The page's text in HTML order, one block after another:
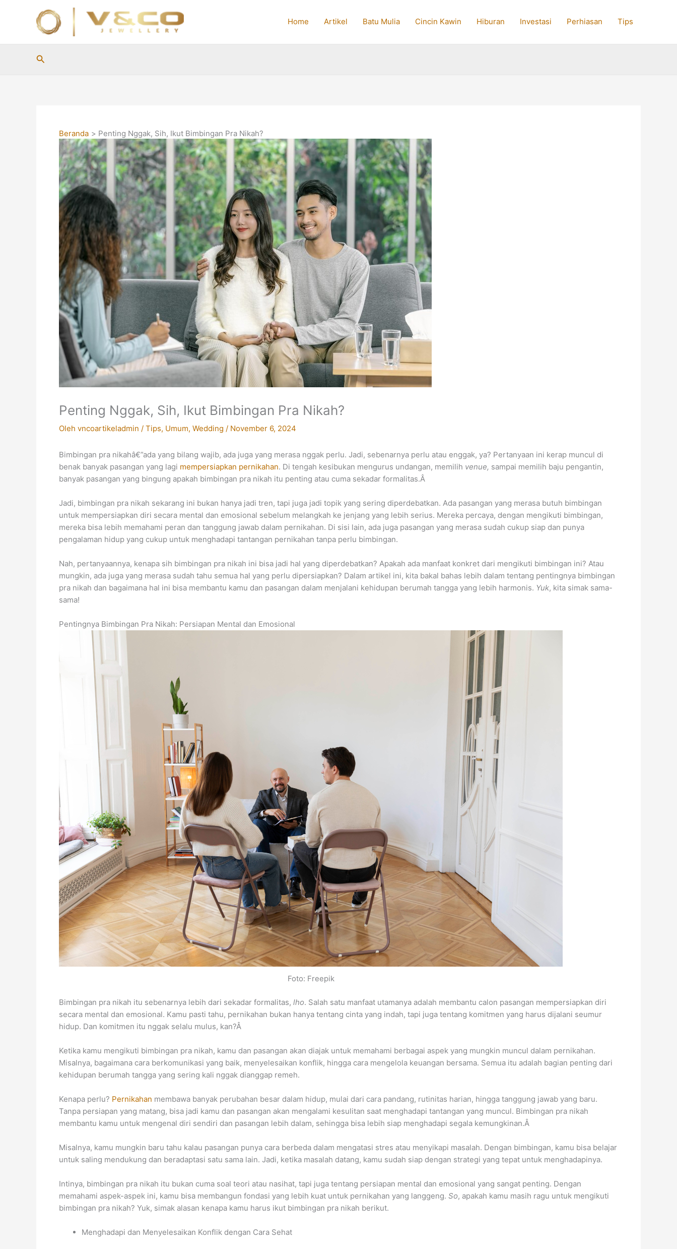
Home Artikel Batu Mulia Cincin Kawin Hiburan Investasi Perhiasan Tips
Cari
Beranda Penting Nggak, Sih, Ikut Bimbingan Pra Nikah?
Penting Nggak, Sih, Ikut Bimbingan Pra Nikah?
Oleh vncoartikeladmin / Tips, Umum, Wedding / November 6, 2024
Bimbingan pra nikahâ€”ada yang bilang wajib, ada juga yang merasa nggak perlu. Jadi, sebenarnya perlu atau enggak, ya? Pertanyaan ini kerap muncul di
benak banyak pasangan yang lagi mempersiapkan pernikahan. Di tengah kesibukan mengurus undangan, memilih venue, sampai memilih baju pengantin,
banyak pasangan yang bingung apakah bimbingan pra nikah itu penting atau cuma sekadar formalitas.Â
Jadi, bimbingan pra nikah sekarang ini bukan hanya jadi tren, tapi juga jadi topik yang sering diperdebatkan. Ada pasangan yang merasa butuh bimbingan
untuk mempersiapkan diri secara mental dan emosional sebelum melangkah ke jenjang yang lebih serius. Mereka percaya, dengan mengikuti bimbingan,
mereka bisa lebih memahami peran dan tanggung jawab dalam pernikahan. Di sisi lain, ada juga pasangan yang merasa sudah cukup siap dan punya
pengalaman hidup yang cukup untuk menghadapi tantangan pernikahan tanpa perlu bimbingan.
Nah, pertanyaannya, kenapa sih bimbingan pra nikah ini bisa jadi hal yang diperdebatkan? Apakah ada manfaat konkret dari mengikuti bimbingan ini? Atau
mungkin, ada juga yang merasa sudah tahu semua hal yang perlu dipersiapkan? Dalam artikel ini, kita bakal bahas lebih dalam tentang pentingnya bimbingan
pra nikah dan bagaimana hal ini bisa membantu kamu dan pasangan dalam menjalani kehidupan berumah tangga yang lebih harmonis. Yuk, kita simak sama-
sama!
Pentingnya Bimbingan Pra Nikah: Persiapan Mental dan Emosional
Foto: Freepik
Bimbingan pra nikah itu sebenarnya lebih dari sekadar formalitas, lho. Salah satu manfaat utamanya adalah membantu calon pasangan mempersiapkan diri
secara mental dan emosional. Kamu pasti tahu, pernikahan bukan hanya tentang cinta yang indah, tapi juga tentang komitmen yang harus dijalani seumur
hidup. Dan komitmen itu nggak selalu mulus, kan?Â
Ketika kamu mengikuti bimbingan pra nikah, kamu dan pasangan akan diajak untuk memahami berbagai aspek yang mungkin muncul dalam pernikahan.
Misalnya, bagaimana cara berkomunikasi yang baik, menyelesaikan konflik, hingga cara mengelola keuangan bersama. Semua itu adalah bagian penting dari
kehidupan berumah tangga yang sering kali nggak dianggap remeh.
Kenapa perlu? Pernikahan membawa banyak perubahan besar dalam hidup, mulai dari cara pandang, rutinitas harian, hingga tanggung jawab yang baru.
Tanpa persiapan yang matang, bisa jadi kamu dan pasangan akan mengalami kesulitan saat menghadapi tantangan yang muncul. Bimbingan pra nikah
membantu kamu untuk mengenal diri sendiri dan pasangan lebih dalam, sehingga bisa lebih siap menghadapi segala kemungkinan.Â
Misalnya, kamu mungkin baru tahu kalau pasangan punya cara berbeda dalam mengatasi stres atau menyikapi masalah. Dengan bimbingan, kamu bisa belajar
untuk saling mendukung dan beradaptasi satu sama lain. Jadi, ketika masalah datang, kamu sudah siap dengan strategi yang tepat untuk menghadapinya.
Intinya, bimbingan pra nikah itu bukan cuma soal teori atau nasihat, tapi juga tentang persiapan mental dan emosional yang sangat penting. Dengan
memahami aspek-aspek ini, kamu bisa membangun fondasi yang lebih kuat untuk pernikahan yang langgeng. So, apakah kamu masih ragu untuk mengikuti
bimbingan pra nikah? Yuk, simak alasan kenapa kamu harus ikut bimbingan pra nikah berikut.
Menghadapi dan Menyelesaikan Konflik dengan Cara Sehat